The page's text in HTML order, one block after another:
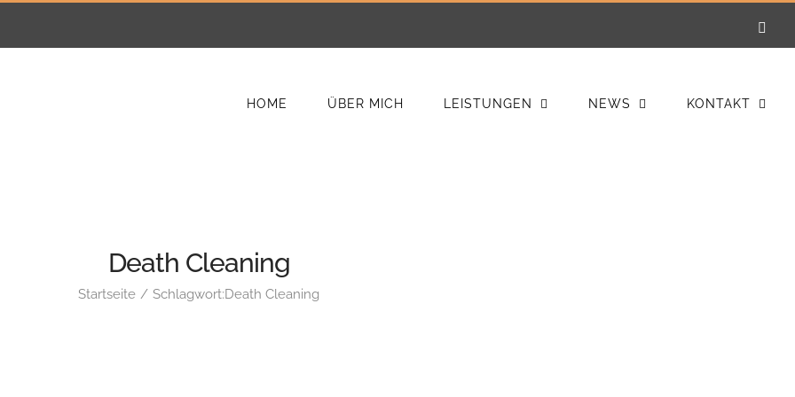
HOME ÜBER MICH LEISTUNGEN NEWS KONTAKT
Death Cleaning
Startseite Schlagwort:Death Cleaning